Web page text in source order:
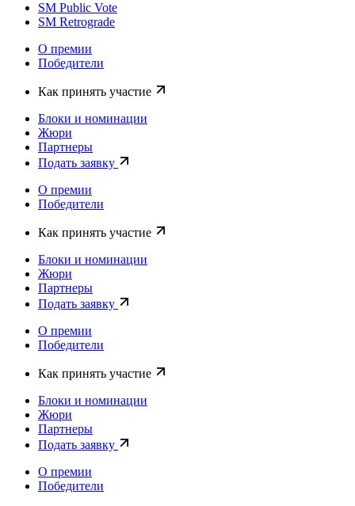
SM Public Vote
SM Retrograde
О премии
Победители
Как принять участие
Блоки и номинации
Жюри
Партнеры
Подать заявку
О премии
Победители
Как принять участие
Блоки и номинации
Жюри
Партнеры
Подать заявку
О премии
Победители
Как принять участие
Блоки и номинации
Жюри
Партнеры
Подать заявку
О премии
Победители